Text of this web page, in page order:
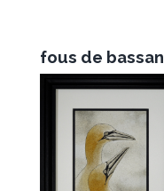
fous de bassan